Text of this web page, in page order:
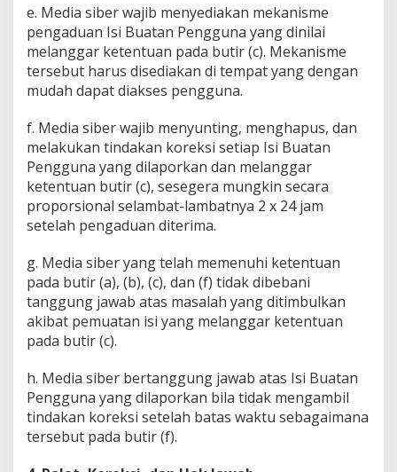
e. Media siber wajib menyediakan mekanisme
pengaduan Isi Buatan Pengguna yang dinilai
melanggar ketentuan pada butir (c). Mekanisme
tersebut harus disediakan di tempat yang dengan
mudah dapat diakses pengguna.
f. Media siber wajib menyunting, menghapus, dan
melakukan tindakan koreksi setiap Isi Buatan
Pengguna yang dilaporkan dan melanggar
ketentuan butir (c), sesegera mungkin secara
proporsional selambat-lambatnya 2 x 24 jam
setelah pengaduan diterima.
g. Media siber yang telah memenuhi ketentuan
pada butir (a), (b), (c), dan (f) tidak dibebani
tanggung jawab atas masalah yang ditimbulkan
akibat pemuatan isi yang melanggar ketentuan
pada butir (c).
h. Media siber bertanggung jawab atas Isi Buatan
Pengguna yang dilaporkan bila tidak mengambil
tindakan koreksi setelah batas waktu sebagaimana
tersebut pada butir (f).